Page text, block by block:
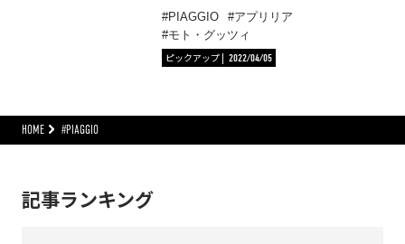
PIAGGIO
アプリリア
モト・グッツィ
ピックアップ
2022/04/05
HOME #PIAGGIO
記事ランキング